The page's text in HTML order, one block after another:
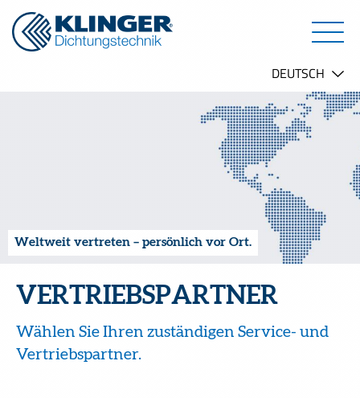
Weltweit vertreten – persönlich vor Ort.
VERTRIEBSPARTNER
Wählen Sie Ihren zuständigen Service- und
Vertriebspartner.